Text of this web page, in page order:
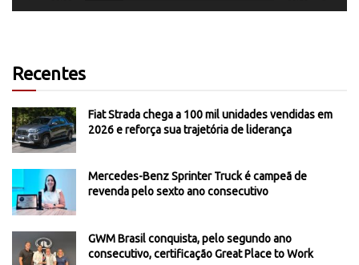
Recentes
Fiat Strada chega a 100 mil unidades vendidas em
2026 e reforça sua trajetória de liderança
Mercedes-Benz Sprinter Truck é campeã de
revenda pelo sexto ano consecutivo
GWM Brasil conquista, pelo segundo ano
consecutivo, certificação Great Place to Work